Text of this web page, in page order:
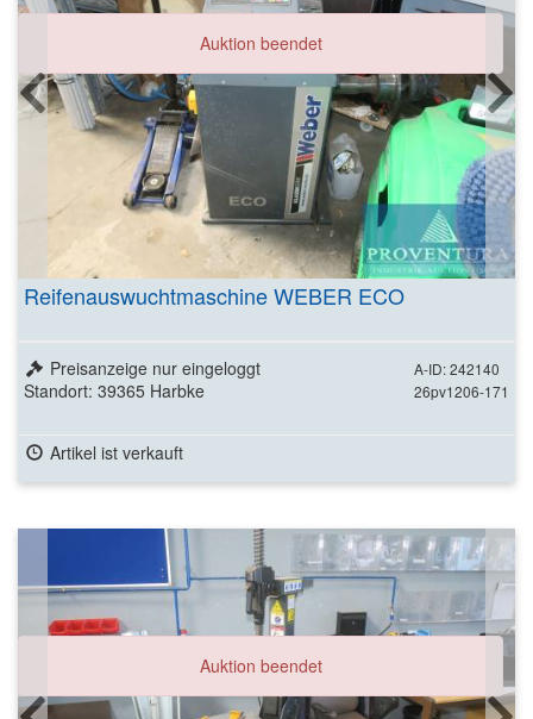
Auktion beendet
Reifenauswuchtmaschine WEBER ECO
A-ID: 242140
26pv1206-171
Preisanzeige nur eingeloggt
Standort: 39365 Harbke
Artikel ist verkauft
Auktion beendet